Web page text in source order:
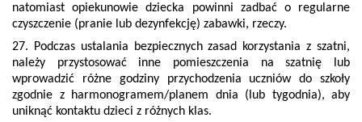
natomiast opiekunowie dziecka powinni zadbać o regularne
czyszczenie (pranie lub dezynfekcję) zabawki, rzeczy.
27. Podczas ustalania bezpiecznych zasad korzystania z szatni,
należy przystosować inne pomieszczenia na szatnię lub
wprowadzić różne godziny przychodzenia uczniów do szkoły
zgodnie z harmonogramem/planem dnia (lub tygodnia), aby
uniknąć kontaktu dzieci z różnych klas.